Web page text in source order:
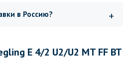
в Россию?
E 4/2 U2/U2 MT FF BT